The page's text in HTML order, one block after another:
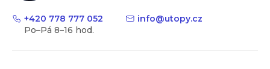
+420 778 777 052 info@utopy.cz